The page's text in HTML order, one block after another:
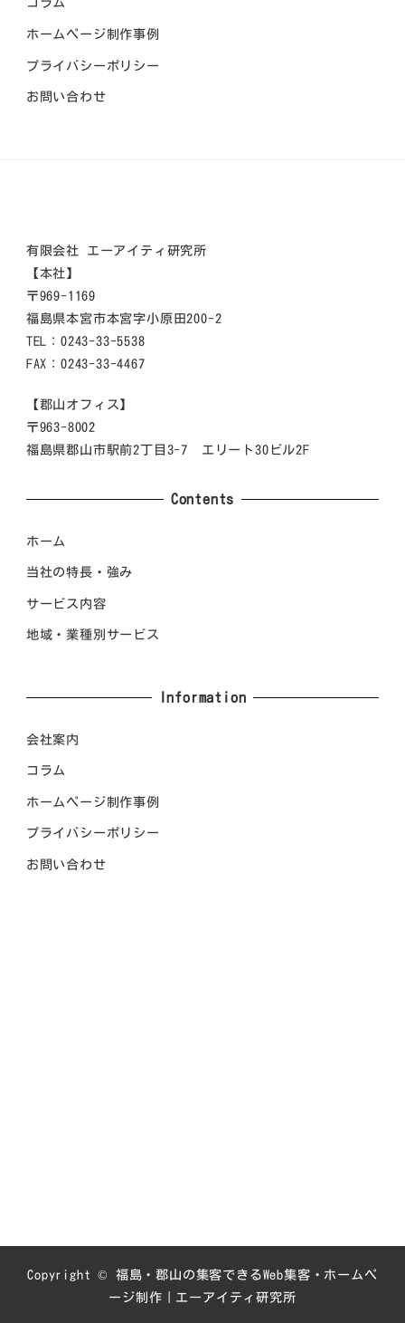
ホームページ制作事例
プライバシーポリシー
お問い合わせ
有限会社 エーアイティ研究所
【本社】
〒969-1169
福島県本宮市本宮字小原田200-2
TEL：0243-33-5538
FAX：0243-33-4467
【郡山オフィス】
〒963-8002
福島県郡山市駅前2丁目3-7 エリート30ビル2F
Contents
ホーム
当社の特長・強み
サービス内容
地域・業種別サービス
Information
会社案内
コラム
ホームページ制作事例
プライバシーポリシー
お問い合わせ
Copyright © 福島・郡山の集客できるWeb集客・ホームペ
ージ制作｜エーアイティ研究所